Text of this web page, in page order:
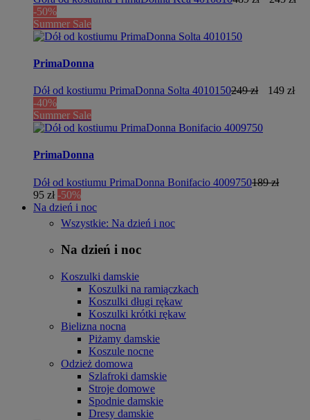
-50%
Summer Sale
PrimaDonna
Dół od kostiumu PrimaDonna Solta 4010150249 zł
149 zł
-40%
Summer Sale
PrimaDonna
Dół od kostiumu PrimaDonna Bonifacio 4009750189 zł
95 zł -50%
Na dzień i noc
Wszystkie: Na dzień i noc
Na dzień i noc
Koszulki damskie
Koszulki na ramiączkach
Koszulki długi rękaw
Koszulki krótki rękaw
Bielizna nocna
Piżamy damskie
Koszule nocne
Odzież domowa
Szlafroki damskie
Stroje domowe
Spodnie damskie
Dresy damskie